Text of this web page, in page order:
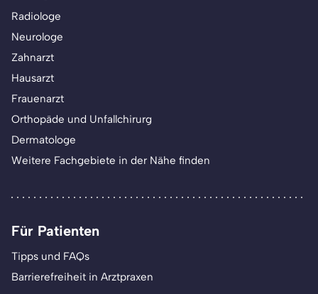
Radiologe
Neurologe
Zahnarzt
Hausarzt
Frauenarzt
Orthopäde und Unfallchirurg
Dermatologe
Weitere Fachgebiete in der Nähe finden
Für Patienten
Tipps und FAQs
Barrierefreiheit in Arztpraxen